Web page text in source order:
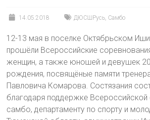
14.05.2018 ДЮСШРусь, Самбо
12-13 мая в поселке Октябрьском
прошёли Всероссийские
женщин, а также юношей и девушек
рождения, посвящёные памяти
Павловича Комарова. Состязания
благодаря поддержке
самбо, департаменту по спорту и